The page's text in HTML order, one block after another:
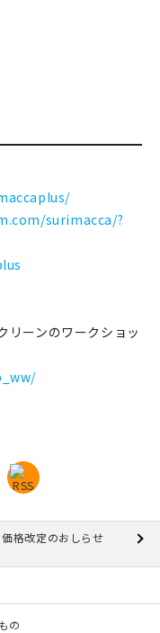
surimacca/?
リーンのワークショッ
価格改定のおしらせ
の